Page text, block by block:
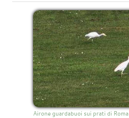
Airone guardabuoi sui prati di Roma